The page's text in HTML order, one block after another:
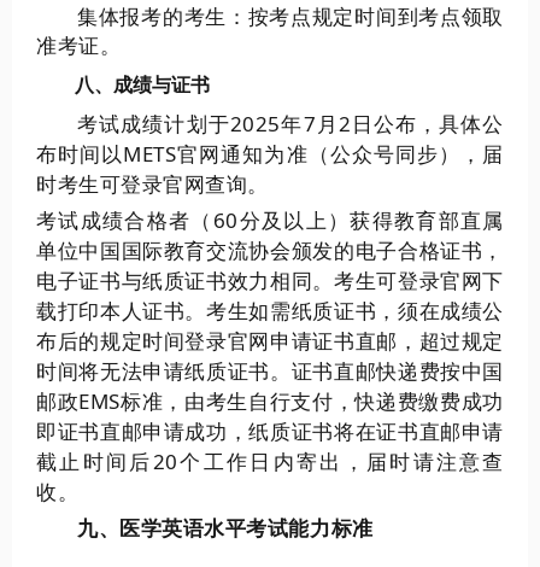
集体报考的考生：按考点规定时间到考点领取
准考证。
八、成绩与证书
考试成绩计划于2025年7月2日公布，具体公
布时间以METS官网通知为准（公众号同步），届
时考生可登录官网查询。
考试成绩合格者（60分及以上）获得教育部直属
单位中国国际教育交流协会颁发的电子合格证书，
电子证书与纸质证书效力相同。考生可登录官网下
载打印本人证书。考生如需纸质证书，须在成绩公
布后的规定时间登录官网申请证书直邮，超过规定
时间将无法申请纸质证书。证书直邮快递费按中国
邮政EMS标准，由考生自行支付，快递费缴费成功
即证书直邮申请成功，纸质证书将在证书直邮申请
截止时间后20个工作日内寄出，届时请注意查
收。
九、医学英语水平考试能力标准